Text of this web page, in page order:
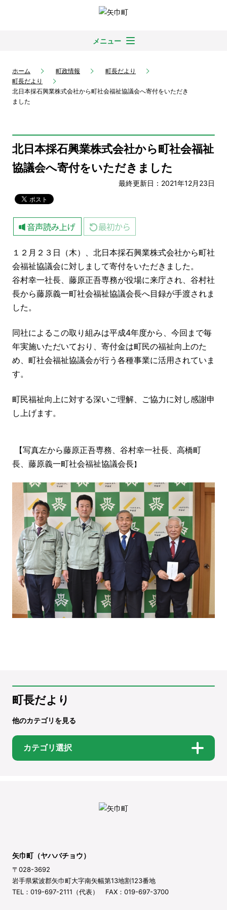
メニュー
ホーム 町政情報
町長だより
町長だより
北日本採石興業株式会社から町社会福祉協議会へ寄付をいただき
ました
北日本採石興業株式会社から町社会福祉
協議会へ寄付をいただきました
最終更新日：2021年12月23日
１２月２３日（木）、北日本採石興業株式会社から町社
会福祉協議会に対しまして寄付をいただきました。
谷村幸一社長、藤原正吾専務が役場に来庁され、谷村社
長から藤原義一町社会福祉協議会長へ目録が手渡されま
した。
同社によるこの取り組みは平成4年度から、今回まで毎
年実施いただいており、 寄付金は町民の福祉向上のた
め、 町社会福祉協議会が行う各種事業に活用されていま
す。
町民福祉向上に対する深いご理解、ご協力に対し感謝申
し上げます。
【写真左から藤原正吾専務、 谷村幸一社長、高橋町
長、藤原義一町社会福祉協議会長】
町長だより
他のカテゴリを見る
カテゴリ選択
矢巾町（ヤハバチョウ）
〒028-3692
岩手県紫波郡矢巾町大字南矢幅第13地割123番地
TEL：019-697-2111（代表） FAX：019-697-3700